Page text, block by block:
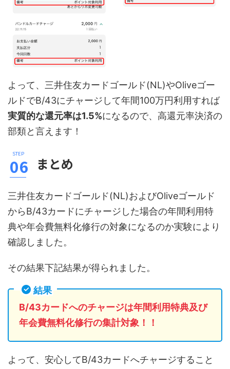
よって、三井住友カードゴールド(NL)やOliveゴー
ルドでB/43にチャージして年間100万円利用すれば
実質的な還元率は1.5%になるので、高還元率決済の
部類と言えます！
まとめ
三井住友カードゴールド(NL)およびOliveゴールド
からB/43カードにチャージした場合の年間利用特
典や年会費無料化修行の対象になるのか実験により
確認しました。
その結果下記結果が得られました。
結果
B/43カードへのチャージは年間利用特典及び
年会費無料化修行の集計対象！！
よって、安心してB/43カードへチャージすること